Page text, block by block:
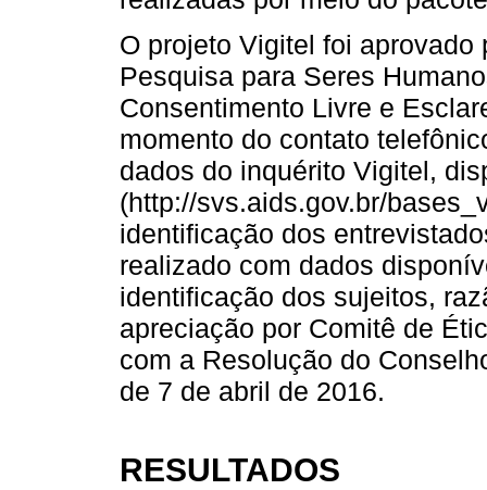
O projeto Vigitel foi
Pesquisa para Seres
Consentimento Livre e
momento do contato
dados do inquérito Vigitel,
(http://svs.aids.gov.br/
identificação dos
realizado com dados
identificação dos sujeitos,
apreciação por Comitê de
com a Resolução do
de 7 de abril de 2016.
RESULTADOS